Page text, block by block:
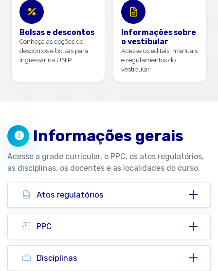
Bolsas e descontos
Conheça as opções de
descontos e bolsas para
ingressar na UNIP.
Informações sobre
o vestibular
Acesse os editais, manuais
e regulamentos do
vestibular.
Informações gerais
Acesse a grade curricular, o PPC, os atos regulatórios,
as disciplinas, os docentes e as localidades do curso.
Atos regulatórios
PPC
Disciplinas